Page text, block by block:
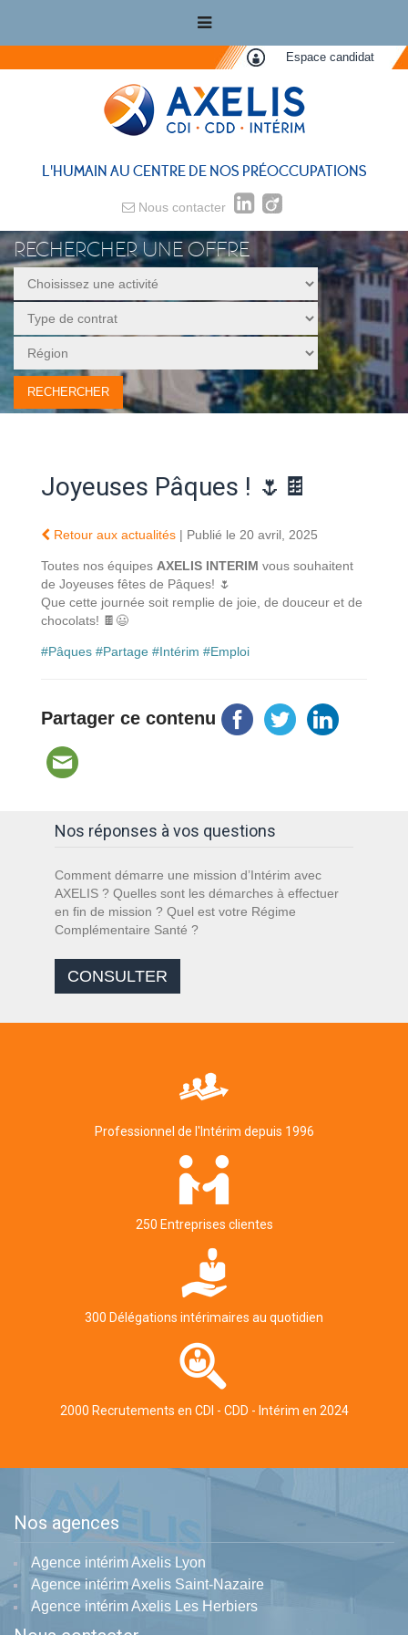
Espace candidat
L'HUMAIN AU CENTRE DE NOS PRÉOCCUPATIONS
Nous contacter
RECHERCHER UNE OFFRE
Joyeuses Pâques ! 🌷🍫
Retour aux actualités | Publié le 20 avril, 2025
Toutes nos équipes AXELIS INTERIM vous souhaitent
de Joyeuses fêtes de Pâques! 🌷
Que cette journée soit remplie de joie, de douceur et de
chocolats! 🍫😃
#Pâques #Partage #Intérim #Emploi
Partager ce contenu
Nos réponses à vos questions
Comment démarre une mission d’Intérim avec
AXELIS ? Quelles sont les démarches à effectuer
en fin de mission ? Quel est votre Régime
Complémentaire Santé ?
CONSULTER
Professionnel de l'Intérim depuis 1996
250 Entreprises clientes
300 Délégations intérimaires au quotidien
2000 Recrutements en CDI - CDD - Intérim en 2024
Nos agences
Agence intérim Axelis Lyon
Agence intérim Axelis Saint-Nazaire
Agence intérim Axelis Les Herbiers